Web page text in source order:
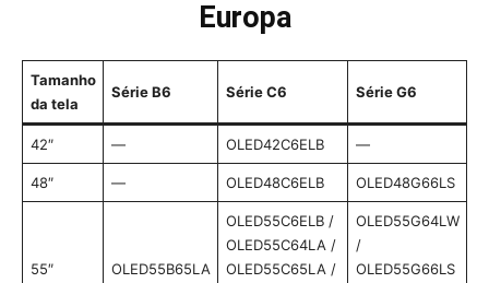
Europa
Tamanho
da tela
Série B6 Série C6 Série G6
42″ — OLED42C6ELB —
48″ — OLED48C6ELB OLED48G66LS
55″ OLED55B65LA
OLED55C6ELB /
OLED55C64LA /
OLED55C65LA /
OLED55G64LW
/
OLED55G66LS